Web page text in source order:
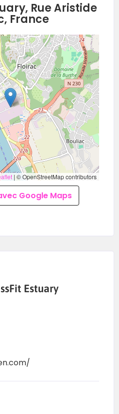
Rue Aristide
France
|© OpenStreetMap contributors
Google Maps
Estuary